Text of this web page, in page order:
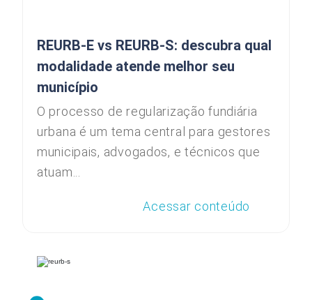
REURB-E vs REURB-S: descubra qual
modalidade atende melhor seu
município
O processo de regularização fundiária
urbana é um tema central para gestores
municipais, advogados, e técnicos que
atuam...
Acessar conteúdo